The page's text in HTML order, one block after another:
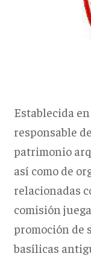
Establecida en
responsable
patrimonio
así como de
relacionadas
comisión
promoción de
basílicas